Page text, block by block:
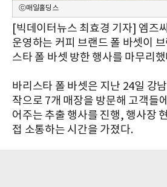
ⓒ매일홀딩스
[빅데이터뉴스 최효경 기자] 엠즈
운영하는 커피 브랜드 폴 바셋이
스타 폴 바셋 방한 행사를 마무리
바리스타 폴 바셋은 지난 24일 강
작으로 7개 매장을 방문해 고객들
어주는 추출 행사를 진행, 행사장
접 소통하는 시간을 가졌다.